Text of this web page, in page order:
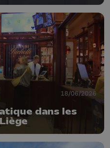
18/06/2026
dans les